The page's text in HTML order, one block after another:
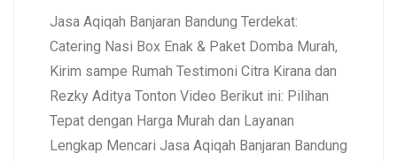
Jasa Aqiqah Banjaran Bandung Terdekat:
Catering Nasi Box Enak & Paket Domba Murah,
Kirim sampe Rumah Testimoni Citra Kirana dan
Rezky Aditya Tonton Video Berikut ini: Pilihan
Tepat dengan Harga Murah dan Layanan
Lengkap Mencari Jasa Aqiqah Banjaran Bandung